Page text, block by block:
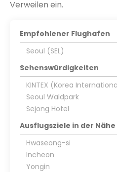
Empfohlener Flughafen
Seoul (SEL)
Sehenswürdigkeiten
KINTEX (Korea
Seoul Waldpark
Sejong Hotel
Ausflugsziele in der Nähe
Hwaseong-si
Incheon
Yongin